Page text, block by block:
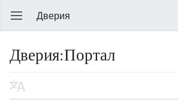
Дверия
Дверия:Портал